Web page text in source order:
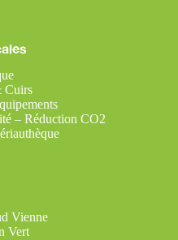
Cuirs
– Réduction CO2
Vienne
Vert